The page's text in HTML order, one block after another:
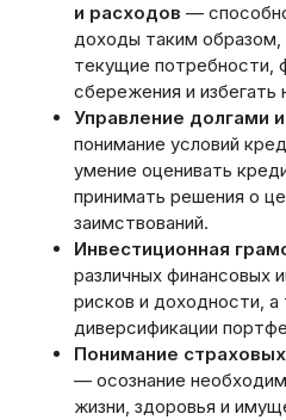
и расходов —
доходы таким
текущие потребности‚
сбережения и избегать
Управление долгами
понимание условий
умение оценивать
принимать решения о
заимствований.
Инвестиционная
различных финансовых
рисков и доходности‚
диверсификации
Понимание
— осознание
жизни‚ здоровья и